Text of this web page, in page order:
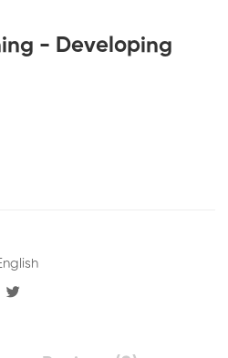
- Developing